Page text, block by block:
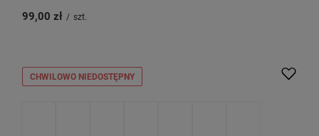
99,00 zł / szt.
CHWILOWO NIEDOSTĘPNY